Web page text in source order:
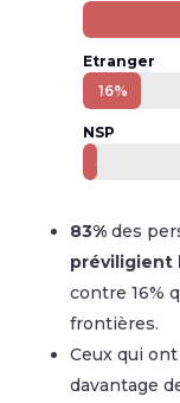
Etranger
16%
16%
NSP
4%
4%
83%des
préviligient
contre 16%
frontières.
Ceux qui
davantage